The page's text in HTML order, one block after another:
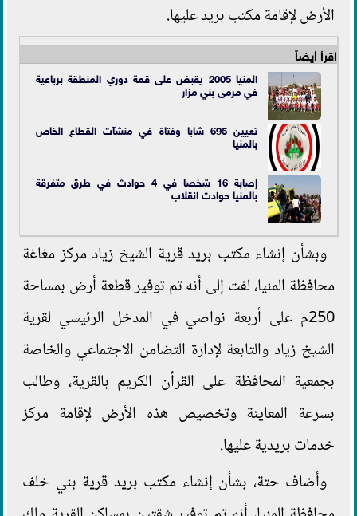
الأرض لإقامة مكتب بريد عليها.
اقرأ أيضاً
المنيا 2005 يقبض على قمة دوري المنطقة برباعية
في مرمى بني مزار
تعيين 695 شابا وفتاة في منشآت القطاع الخاص
بالمنيا
إصابة 16 شخصا في 4 حوادث في طرق متفرقة
بالمنيا حوادث انقلاب
وبشأن إنشاء مكتب بريد قرية الشيخ زياد مركز مغاغة
محافظة المنيا، لفت إلى أنه تم توفير قطعة أرض بمساحة
250م على أربعة نواصي في المدخل الرئيسي لقرية
الشيخ زياد والتابعة لإدارة التضامن الاجتماعي والخاصة
بجمعية المحافظة على القرأن الكريم بالقرية، وطالب
بسرعة المعاينة وتخصيص هذه الأرض لإقامة مركز
خدمات بريدية عليها.
وأضاف حتة، بشأن إنشاء مكتب بريد قرية بني خلف